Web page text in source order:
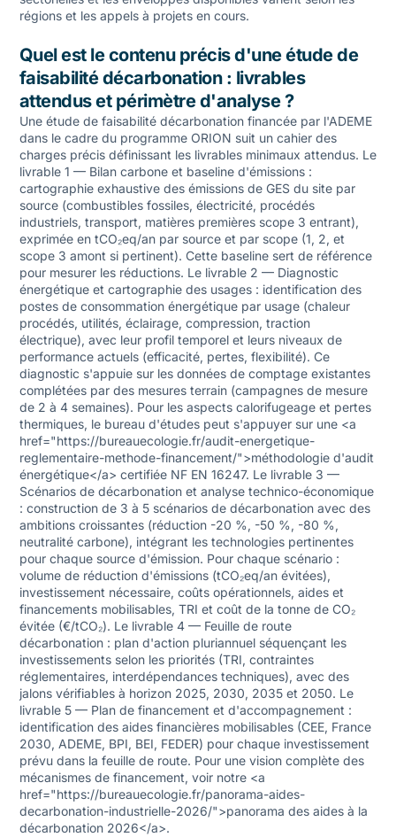
régions et les appels à projets en cours.
Quel est le contenu précis d'une étude de
faisabilité décarbonation : livrables
attendus et périmètre d'analyse ?
Une étude de faisabilité décarbonation financée par l'ADEME
dans le cadre du programme ORION suit un cahier des
charges précis définissant les livrables minimaux attendus. Le
livrable 1 — Bilan carbone et baseline d'émissions :
cartographie exhaustive des émissions de GES du site par
source (combustibles fossiles, électricité, procédés
industriels, transport, matières premières scope 3 entrant),
exprimée en tCO₂eq/an par source et par scope (1, 2, et
scope 3 amont si pertinent). Cette baseline sert de référence
pour mesurer les réductions. Le livrable 2 — Diagnostic
énergétique et cartographie des usages : identification des
postes de consommation énergétique par usage (chaleur
procédés, utilités, éclairage, compression, traction
électrique), avec leur profil temporel et leurs niveaux de
performance actuels (efficacité, pertes, flexibilité). Ce
diagnostic s'appuie sur les données de comptage existantes
complétées par des mesures terrain (campagnes de mesure
de 2 à 4 semaines). Pour les aspects calorifugeage et pertes
thermiques, le bureau d'études peut s'appuyer sur une <a
href="https://bureauecologie.fr/audit-energetique-
reglementaire-methode-financement/">méthodologie d'audit
énergétique</a> certifiée NF EN 16247. Le livrable 3 —
Scénarios de décarbonation et analyse technico-économique
: construction de 3 à 5 scénarios de décarbonation avec des
ambitions croissantes (réduction -20 %, -50 %, -80 %,
neutralité carbone), intégrant les technologies pertinentes
pour chaque source d'émission. Pour chaque scénario :
volume de réduction d'émissions (tCO₂eq/an évitées),
investissement nécessaire, coûts opérationnels, aides et
financements mobilisables, TRI et coût de la tonne de CO₂
évitée (€/tCO₂). Le livrable 4 — Feuille de route
décarbonation : plan d'action pluriannuel séquençant les
investissements selon les priorités (TRI, contraintes
réglementaires, interdépendances techniques), avec des
jalons vérifiables à horizon 2025, 2030, 2035 et 2050. Le
livrable 5 — Plan de financement et d'accompagnement :
identification des aides financières mobilisables (CEE, France
2030, ADEME, BPI, BEI, FEDER) pour chaque investissement
prévu dans la feuille de route. Pour une vision complète des
mécanismes de financement, voir notre <a
href="https://bureauecologie.fr/panorama-aides-
decarbonation-industrielle-2026/">panorama des aides à la
décarbonation 2026</a>.